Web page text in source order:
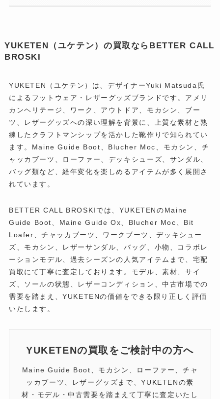
YUKETEN（ユケテン）の買取ならBETTER CALL
BROSKI
YUKETEN（ユケテン）は、デザイナーYuki Matsuda氏
によるフットウェア・レザーグッズブランドです。アメリ
カンヘリテージ、ワーク、アウトドア、モカシン、ブー
ツ、レザーグッズへの深い理解を背景に、上質な素材と熟
練したクラフトマンシップを活かした靴作りで知られてい
ます。Maine Guide Boot、Blucher Moc、モカシン、チ
ャッカブーツ、ローファー、デッキシューズ、サンダル、
バッグ類など、経年変化を楽しめるアイテムが多く展開さ
れています。
BETTER CALL BROSKIでは、YUKETENのMaine
Guide Boot、Maine Guide Ox、Blucher Moc、Bit
Loafer、チャッカブーツ、ワークブーツ、デッキシュー
ズ、モカシン、レザーサンダル、バッグ、小物、コラボレ
ーションモデル、過去シーズンの人気アイテムまで、宅配
買取にて丁寧に査定しております。モデル、素材、サイ
ズ、ソールの状態、レザーコンディション、中古市場での
需要を踏まえ、YUKETENの価値をできる限り正しく評価
いたします。
YUKETENの買取をご検討中の方へ
Maine Guide Boot、モカシン、ローファー、チャ
ッカブーツ、レザーグッズまで、YUKETENの素
材・モデル・中古需要を踏まえて丁寧に査定いたし